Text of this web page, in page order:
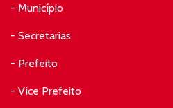
- Município
- Secretarias
- Prefeito
- Vice Prefeito